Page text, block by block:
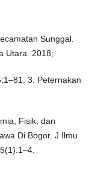
Sunggal.
Utara. 2018;
3. Peternakan
Fisik, dan
Di Bogor. J Ilmu